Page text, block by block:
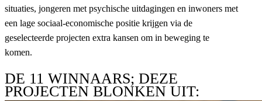
situaties, jongeren met psychische uitdagingen en inwoners met
een lage sociaal-economische positie krijgen via de
geselecteerde projecten extra kansen om in beweging te
komen.
DE 11 WINNAARS; DEZE
PROJECTEN BLONKEN UIT: